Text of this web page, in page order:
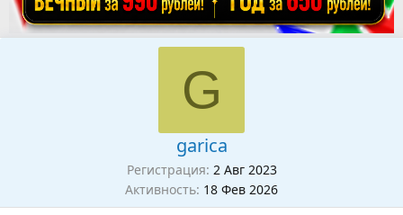
G
garica
Регистрация 2 Авг 2023
Активность 18 Фев 2026